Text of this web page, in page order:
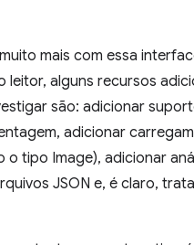
mais com essa
leitor, alguns recursos
são: adicionar
adicionar
o tipo Image), adicionar
JSON e, é claro,